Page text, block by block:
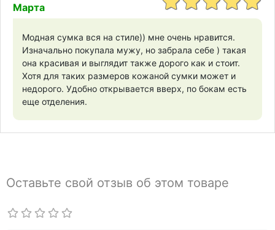
Марта
Модная сумка вся на стиле)) мне очень нравится.
Изначально покупала мужу, но забрала себе ) такая
она красивая и выглядит также дорого как и стоит.
Хотя для таких размеров кожаной сумки может и
недорого. Удобно открывается вверх, по бокам есть
еще отделения.
Оставьте свой отзыв об этом товаре